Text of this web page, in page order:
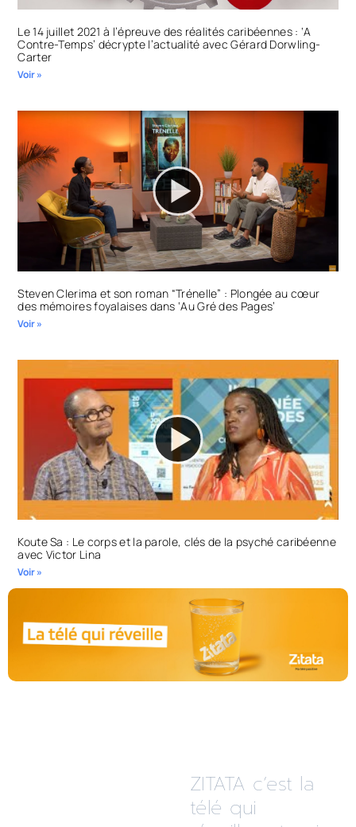
Le 14 juillet 2021 à l’épreuve des réalités caribéennes : ‘A
Contre-Temps’ décrypte l’actualité avec Gérard Dorwling-
Carter
Voir »
Steven Clerima et son roman “Trénelle” : Plongée au cœur
des mémoires foyalaises dans ‘Au Gré des Pages’
Voir »
Koute Sa : Le corps et la parole, clés de la psyché caribéenne
avec Victor Lina
Voir »
ZITATA c’est la
télé qui